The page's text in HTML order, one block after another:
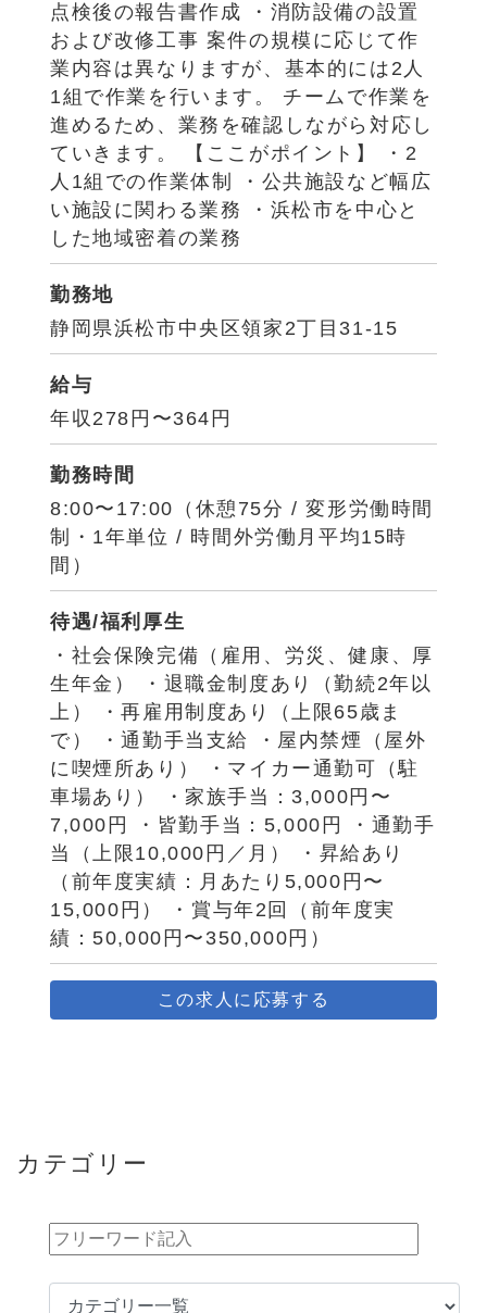
点検後の報告書作成 ・消防設備の設置
および改修工事 案件の規模に応じて作
業内容は異なりますが、基本的には2人
1組で作業を行います。 チームで作業を
進めるため、業務を確認しながら対応し
ていきます。 【ここがポイント】 ・2
人1組での作業体制 ・公共施設など幅広
い施設に関わる業務 ・浜松市を中心と
した地域密着の業務
勤務地
静岡県浜松市中央区領家2丁目31-15
給与
年収278円〜364円
勤務時間
8:00〜17:00（休憩75分 / 変形労働時間
制・1年単位 / 時間外労働月平均15時
間）
待遇/福利厚生
・社会保険完備（雇用、労災、健康、厚
生年金） ・退職金制度あり（勤続2年以
上） ・再雇用制度あり（上限65歳ま
で） ・通勤手当支給 ・屋内禁煙（屋外
に喫煙所あり） ・マイカー通勤可（駐
車場あり） ・家族手当：3,000円〜
7,000円 ・皆勤手当：5,000円 ・通勤手
当（上限10,000円／月） ・昇給あり
（前年度実績：月あたり5,000円〜
15,000円） ・賞与年2回（前年度実
績：50,000円〜350,000円）
この求人に応募する
カテゴリー